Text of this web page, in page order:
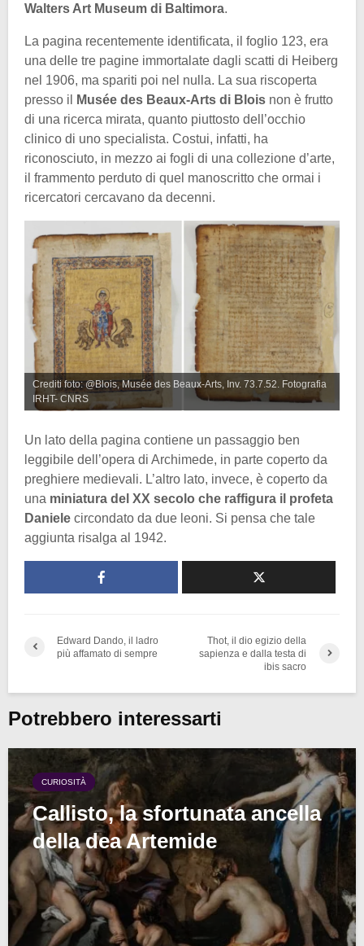
Walters Art Museum di Baltimora.
La pagina recentemente identificata, il foglio 123, era
una delle tre pagine immortalate dagli scatti di Heiberg
nel 1906, ma spariti poi nel nulla. La sua riscoperta
presso il
Musée des Beaux-Arts di Blois non è frutto
di una ricerca mirata, quanto piuttosto dell’occhio
clinico di uno specialista. Costui, infatti, ha
riconosciuto, in mezzo ai fogli di una collezione d’arte,
il frammento perduto di quel manoscritto che ormai i
ricercatori cercavano da decenni.
Crediti foto: @Blois, Musée des Beaux-Arts, Inv. 73.7.52. Fotografia
IRHT- CNRS
Un lato della pagina contiene un passaggio ben
leggibile dell’opera di Archimede, in parte coperto da
preghiere medievali. L’altro lato, invece, è coperto da
una miniatura del XX secolo che raffigura il profeta
Daniele circondato da due leoni. Si pensa che tale
aggiunta risalga al 1942.
Edward Dando, il ladro
più affamato di sempre
Thot, il dio egizio della
sapienza e dalla testa di
ibis sacro
Potrebbero interessarti
CURIOSITÀ
Callisto, la sfortunata ancella
della dea Artemide